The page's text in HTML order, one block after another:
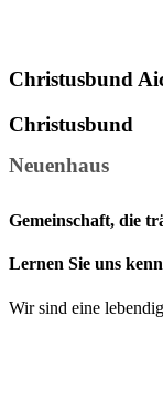
Christusbund
Christusbund
Neuenhaus
Gemeinschaft, die
Lernen Sie uns
Wir sind eine